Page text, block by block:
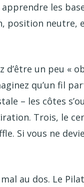
les
position neutre,
un peu «
qu’un fil
– les côtes
Trois, le
Si vous ne
au dos. Le